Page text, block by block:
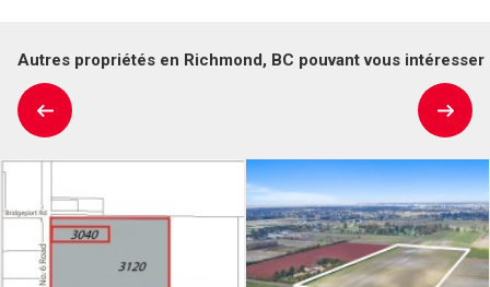
Autres propriétés en Richmond, BC pouvant vous intéresser